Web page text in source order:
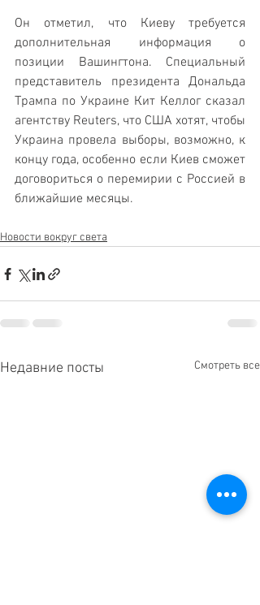
Он отметил, что Киеву требуется
дополнительная информация о
позиции Вашингтона. Специальный
представитель президента Дональда
Трампа по Украине Кит Келлог сказал
агентству Reuters, что США хотят, чтобы
Украина провела выборы, возможно, к
концу года, особенно если Киев сможет
договориться о перемирии с Россией в
ближайшие месяцы.
Новости вокруг света
Недавние посты Смотреть все